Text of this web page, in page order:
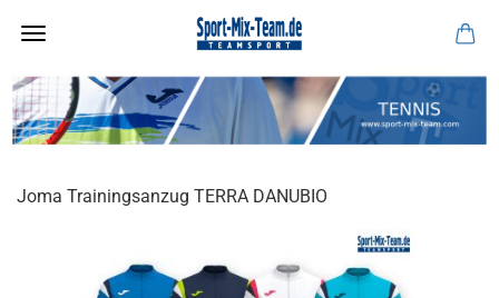
Joma Trainingsanzug TERRA DANUBIO